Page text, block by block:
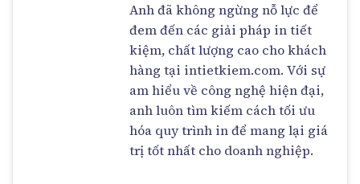
Anh đã không ngừng nỗ lực để
đem đến các giải pháp in tiết
kiệm, chất lượng cao cho khách
hàng tại intietkiem.com. Với sự
am hiểu về công nghệ hiện đại,
anh luôn tìm kiếm cách tối ưu
hóa quy trình in để mang lại giá
trị tốt nhất cho doanh nghiệp.